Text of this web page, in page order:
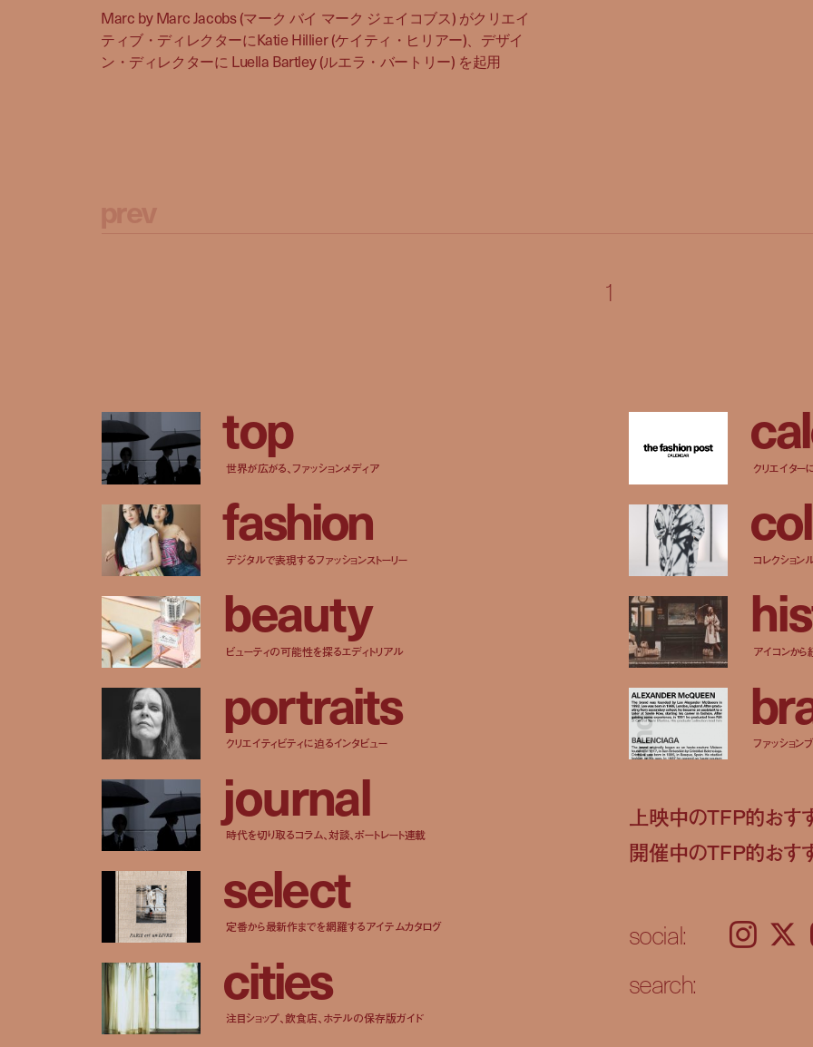
Marc by Marc Jacobs (マーク バイ マーク ジェイコブス) がクリエイ
ティブ・ディレクターにKatie Hillier (ケイティ・ヒリアー)、デザイ
ン・ディレクターに Luella Bartley (ルエラ・バートリー) を起用
1
top
世界が広がる、ファッションメディア
fashion
デジタルで表現するファッションストーリー
beauty
ビューティの可能性を探るエディトリアル
portraits
クリエイティビティに迫るインタビュー
journal
時代を切り取るコラム、対談、ポートレート連載
select
定番から最新作までを網羅するアイテムカタログ
cities
注目ショップ、飲食店、ホテルの保存版ガイド
cal
クリエイター
col
コレクション
his
アイコンから
br
ファッション
上映中のTFP的おす
開催中のTFP的おす
social: Instagram 𝕏
search: